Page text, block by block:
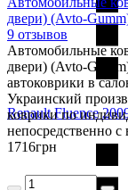
Renault Fluence
двери) (Avto-
9 отзывов
Автомобильные
двери) (Avto-
автоковрики в
Украинский
коврики по
непосредственно
1716грн